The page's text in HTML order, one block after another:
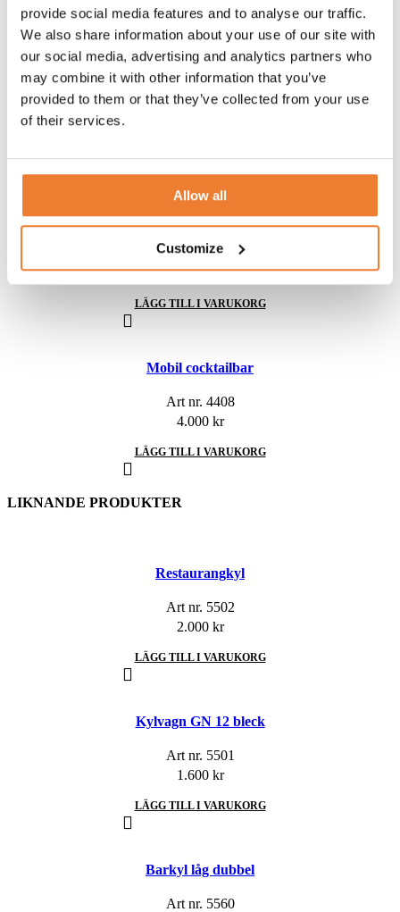
provide social media features and to analyse our traffic.
We also share information about your use of our site with
our social media, advertising and analytics partners who
may combine it with other information that you’ve
provided to them or that they’ve collected from your use
of their services.
Allow all
Customize
LÄGG TILL I VARUKORG
Kioskcontainer 10 fot
Art nr.1053
Barkyl låg dubbel
Art nr.5560
1.200kr
LÄGG TILL I VARUKORG
Mobil cocktailbar
Art nr. 4408
4.000 kr
LÄGG TILL I VARUKORG
LIKNANDE PRODUKTER
Restaurangkyl
Art nr. 5502
2.000 kr
LÄGG TILL I VARUKORG
Kylvagn GN 12 bleck
Art nr. 5501
1.600 kr
LÄGG TILL I VARUKORG
Barkyl låg dubbel
Art nr. 5560